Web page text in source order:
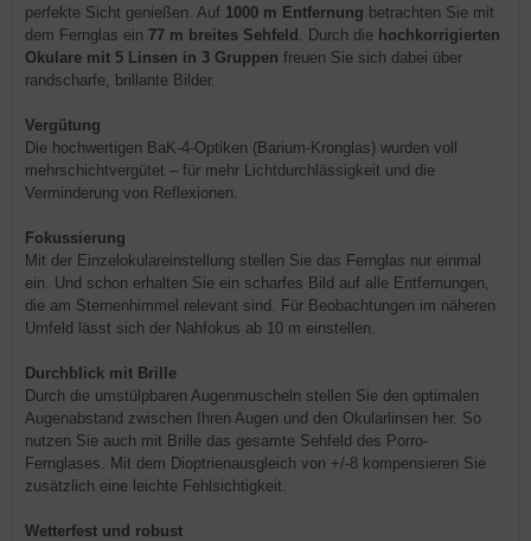
perfekte Sicht genießen. Auf 1000 m Entfernung betrachten Sie mit
dem Fernglas ein 77 m breites Sehfeld . Durch die hochkorrigierten
Okulare mit 5 Linsen in 3 Gruppen freuen Sie sich dabei über
randscharfe, brillante Bilder.
Vergütung
Die hochwertigen BaK-4-Optiken (Barium-Kronglas) wurden voll
mehrschichtvergütet – für mehr Lichtdurchlässigkeit und die
Verminderung von Reflexionen.
Fokussierung
Mit der Einzelokulareinstellung stellen Sie das Fernglas nur einmal
ein. Und schon erhalten Sie ein scharfes Bild auf alle Entfernungen,
die am Sternenhimmel relevant sind. Für Beobachtungen im näheren
Umfeld lässt sich der Nahfokus ab 10 m einstellen.
Durchblick mit Brille
Durch die umstülpbaren Augenmuscheln stellen Sie den optimalen
Augenabstand zwischen Ihren Augen und den Okularlinsen her. So
nutzen Sie auch mit Brille das gesamte Sehfeld des Porro-
Fernglases. Mit dem Dioptrienausgleich von +/-8 kompensieren Sie
zusätzlich eine leichte Fehlsichtigkeit.
Wetterfest und robust